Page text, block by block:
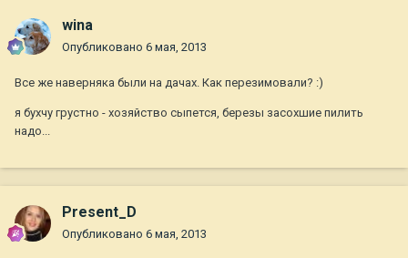
wina
Опубликовано 6 мая, 2013
Все же наверняка были на дачах. Как перезимовали? :)
я бухчу грустно - хозяйство сыпется, березы засохшие пилить
надо...
Present_D
Опубликовано 6 мая, 2013